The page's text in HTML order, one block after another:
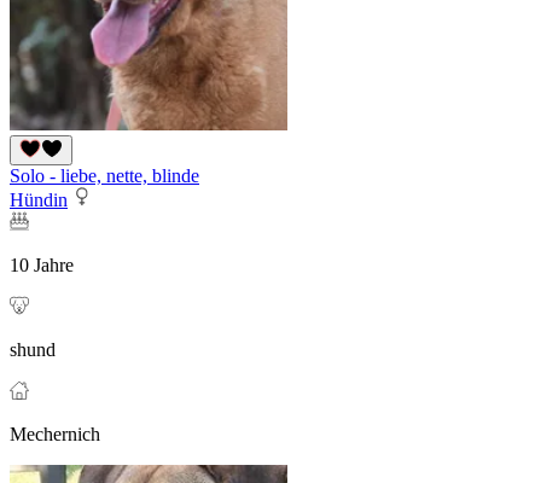
Solo - liebe, nette, blinde
Hündin
10 Jahre
shund
Mechernich